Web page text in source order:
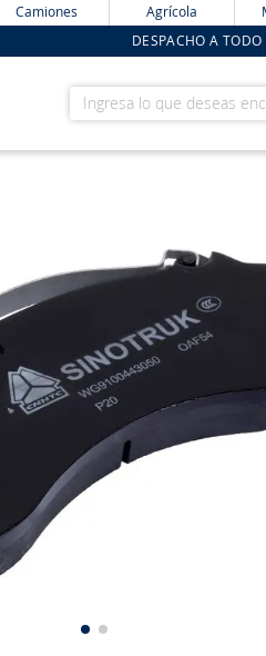
Camiones Agrícola
DESPACHO A
Ingresa lo que deseas